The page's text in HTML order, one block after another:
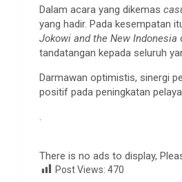
Dalam acara yang dikemas
yang hadir. Pada kesempatan
Jokowi and the New Indonesia
tandatangan kepada seluruh
Darmawan optimistis, sinergi
positif pada peningkatan
.
There is no ads to display,
Post Views: 470